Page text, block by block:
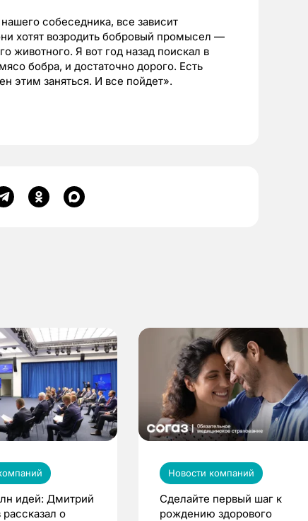
собеседника, все зависит
хотят возродить бобровый промысел —
животного. Я вот год назад поискал в
бобра, и достаточно дорого. Есть
этим заняться. И все пойдет».
идей: Дмитрий
о
Новости компаний
Сделайте первый шаг к
рождению здорового